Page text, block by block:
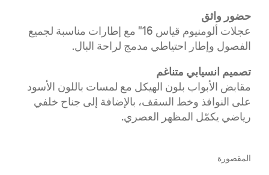
حضور واثق
عجلات ألومنيوم قياس 16" مع إطارات مناسبة لجميع
الفصول وإطار احتياطي مدمج لراحة البال.
تصميم انسيابي متناغم
مقابض الأبواب بلون الهيكل مع لمسات باللون الأسود
على النوافذ وخط السقف، بالإضافة إلى جناح خلفي
رياضي يكمّل المظهر العصري.
المقصورة